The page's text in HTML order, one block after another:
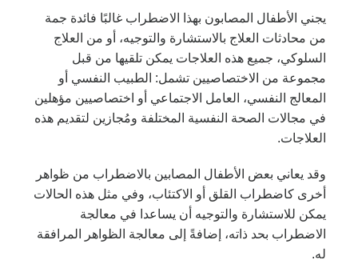
يجني الأطفال المصابون بهذا الاضطراب غالبًا فائدة جمة
من محادثات العلاج بالاستشارة والتوجيه، أو من العلاج
السلوكي، جميع هذه العلاجات يمكن تلقيها من قبل
مجموعة من الاختصاصيين تشمل: الطبيب النفسي أو
المعالج النفسي، العامل الاجتماعي أو اختصاصيين مؤهلين
في مجالات الصحة النفسية المختلفة ومُجازين لتقديم هذه
العلاجات.
وقد يعاني بعض الأطفال المصابين بالاضطراب من ظواهر
أخرى كاضطراب القلق أو الاكتئاب، وفي مثل هذه الحالات
يمكن للاستشارة والتوجيه أن يساعدا في معالجة
الاضطراب بحد ذاته، إضافةً إلى معالجة الظواهر المرافقة
له.